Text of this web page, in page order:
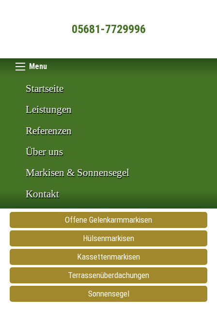
05681-7729996
Menu
Startseite
Leistungen
Referenzen
Über uns
Markisen & Sonnensegel
Kontakt
Offene Gelenkarmmarkisen
Hülsenmarkisen
Kassettenmarkisen
Terrassenüberdachungen
Sonnensegel